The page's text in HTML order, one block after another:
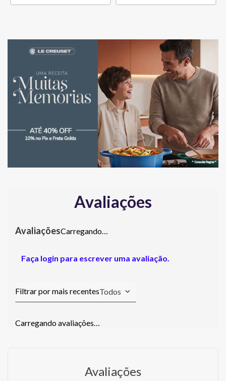
Avaliações
Carregando…
Faça login para escrever uma avaliação.
Todos
Carregando avaliações…
Avaliações